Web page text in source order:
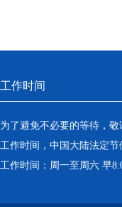
工作时间
为了避免不必要的等待，
工作时间，中国大陆法定节
工作时间：周一至周六 早